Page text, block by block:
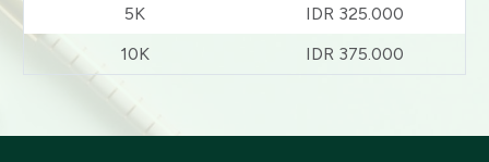
5K
IDR 325.000
10K
IDR 375.000